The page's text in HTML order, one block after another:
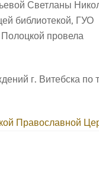
Светланы
библиотекой, ГУО
провела
г. Витебска по
Православной